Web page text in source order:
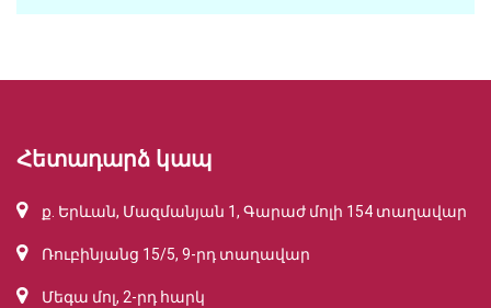
Հետադարձ կապ
ք. Երևան, Մազմանյան 1, Գարաժ մոլի 154 տաղավար
Ռուբինյանց 15/5, 9-րդ տաղավար
Մեգա մոլ, 2-րդ հարկ